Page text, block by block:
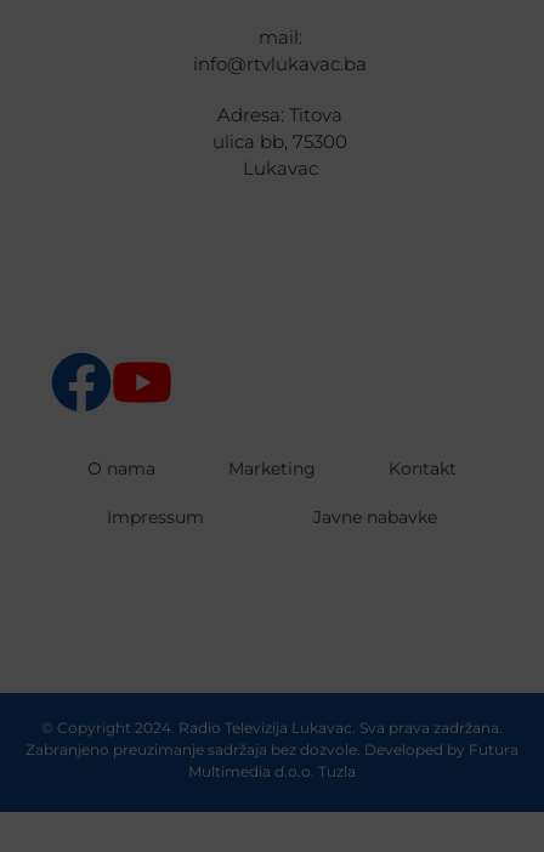
mail:
info@rtvlukavac.ba
Adresa: Titova
ulica bb, 75300
Lukavac
O nama Marketing Kontakt
Impressum Javne nabavke
© Copyright 2024. Radio Televizija Lukavac. Sva prava zadržana.
Zabranjeno preuzimanje sadržaja bez dozvole. Developed by Futura
Multimedia d.o.o. Tuzla